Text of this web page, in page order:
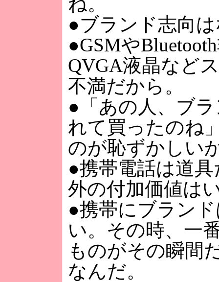
●ブランド志向
●GSMや
QVGA液晶など
不満だから。
●「あの人、ブ
れて買ったのね
のが恥ずかしい
●携帯電話は道
外の付加価値は
●携帯にブラン
い。その時、一
ものがその瞬間
なんだ。